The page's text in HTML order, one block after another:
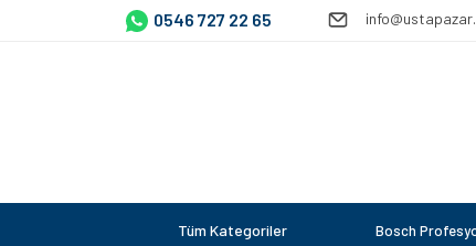
0546 727 22 65
Tüm Kategoriler Bosch